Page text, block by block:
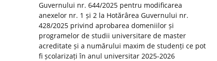
Guvernului nr. 644/2025 pentru modificarea
anexelor nr. 1 și 2 la Hotărârea Guvernului nr.
428/2025 privind aprobarea domeniilor și
programelor de studii universitare de master
acreditate și a numărului maxim de studenți ce pot
fi școlarizați în anul universitar 2025-2026